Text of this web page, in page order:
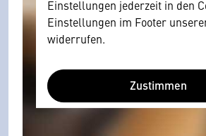
Einstellungen jederzeit in den
Einstellungen im Footer
widerrufen.
Zustimmen